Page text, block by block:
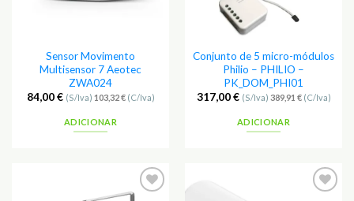
Sensor Movimento
Multisensor 7 Aeotec
ZWA024
84,00€ (S/Iva) 103,32€(C/Iva)
ADICIONAR
Conjunto de 5 micro-módulos
Philio – PHILIO –
PK_DOM_PHI01
317,00€ (S/Iva) 389,91 €(C/Iva)
ADICIONAR